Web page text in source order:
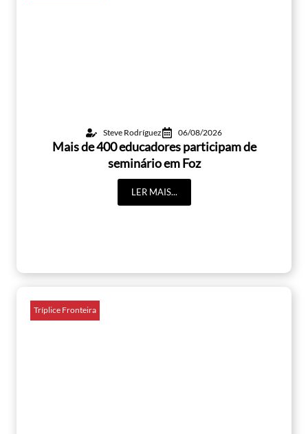
Steve Rodríguez 06/08/2026
Mais de 400 educadores participam de
seminário em Foz
LER MAIS...
Tríplice Fronteira